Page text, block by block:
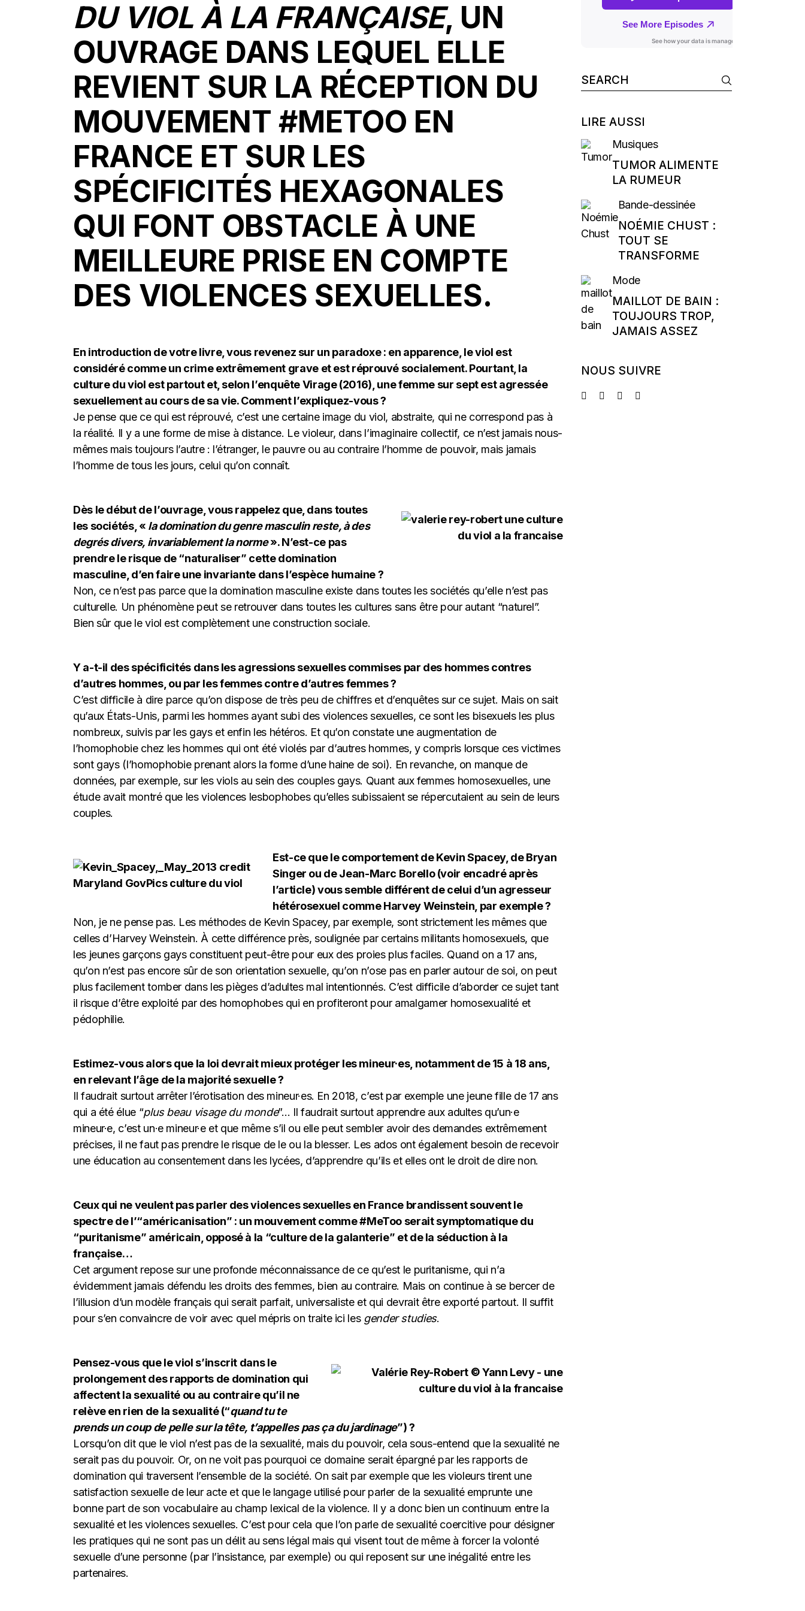
DU VIOL À LA FRANÇAISE, UN
OUVRAGE DANS LEQUEL ELLE
REVIENT SUR LA RÉCEPTION DU
MOUVEMENT #METOO EN
FRANCE ET SUR LES
SPÉCIFICITÉS HEXAGONALES
QUI FONT OBSTACLE À UNE
MEILLEURE PRISE EN COMPTE
DES VIOLENCES SEXUELLES.
En introduction de votre livre, vous revenez sur un paradoxe : en apparence, le viol est
considéré comme un crime extrêmement grave et est réprouvé socialement. Pourtant, la
culture du viol est partout et, selon l’enquête Virage (2016), une femme sur sept est agressée
sexuellement au cours de sa vie. Comment l’expliquez-vous ?
Je pense que ce qui est réprouvé, c’est une certaine image du viol, abstraite, qui ne correspond pas à
la réalité. Il y a une forme de mise à distance. Le violeur, dans l’imaginaire collectif, ce n’est jamais nous-
mêmes mais toujours l’autre : l’étranger, le pauvre ou au contraire l’homme de pouvoir, mais jamais
l’homme de tous les jours, celui qu’on connaît.
Dès le début de l’ouvrage, vous rappelez que, dans toutes
les sociétés, « la domination du genre masculin reste, à des
degrés divers, invariablement la norme». N’est-ce pas
prendre le risque de “naturaliser” cette domination
masculine, d’en faire une invariante dans l’espèce humaine ?
Non, ce n’est pas parce que la domination masculine existe dans toutes les sociétés qu’elle n’est pas
culturelle. Un phénomène peut se retrouver dans toutes les cultures sans être pour autant “naturel”.
Bien sûr que le viol est complètement une construction sociale.
Y a-t-il des spécificités dans les agressions sexuelles commises par des hommes contres
d’autres hommes, ou par les femmes contre d’autres femmes ?
C’est difficile à dire parce qu’on dispose de très peu de chiffres et d’enquêtes sur ce sujet. Mais on sait
qu’aux États-Unis, parmi les hommes ayant subi des violences sexuelles, ce sont les bisexuels les plus
nombreux, suivis par les gays et enfin les hétéros. Et qu’on constate une augmentation de
l’homophobie chez les hommes qui ont été violés par d’autres hommes, y compris lorsque ces victimes
sont gays (l’homophobie prenant alors la forme d’une haine de soi). En revanche, on manque de
données, par exemple, sur les viols au sein des couples gays. Quant aux femmes homosexuelles, une
étude avait montré que les violences lesbophobes qu’elles subissaient se répercutaient au sein de leurs
couples.
Est-ce que le comportement de Kevin Spacey, de Bryan
Singer ou de Jean-Marc Borello (voir encadré après
l’article) vous semble différent de celui d’un agresseur
hétérosexuel comme Harvey Weinstein , par exemple ?
Non, je ne pense pas. Les méthodes de Kevin Spacey, par exemple, sont strictement les mêmes que
celles d’Harvey Weinstein. À cette différence près, soulignée par certains militants homosexuels, que
les jeunes garçons gays constituent peut-être pour eux des proies plus faciles. Quand on a 17 ans,
qu’on n’est pas encore sûr de son orientation sexuelle, qu’on n’ose pas en parler autour de soi, on peut
plus facilement tomber dans les pièges d’adultes mal intentionnés. C’est difficile d’aborder ce sujet tant
il risque d’être exploité par des homophobes qui en profiteront pour amalgamer homosexualité et
pédophilie.
Estimez-vous alors que la loi devrait mieux protéger les mineur·es, notamment de 15 à 18 ans,
en relevant l’âge de la majorité sexuelle ?
Il faudrait surtout arrêter l’érotisation des mineur·es. En 2018, c’est par exemple une jeune fille de 17 ans
qui a été élue “plus beau visage du monde”… Il faudrait surtout apprendre aux adultes qu’un·e
mineur·e, c’est un·e mineur·e et que même s’il ou elle peut sembler avoir des demandes extrêmement
précises, il ne faut pas prendre le risque de le ou la blesser. Les ados ont également besoin de recevoir
une éducation au consentement dans les lycées, d’apprendre qu’ils et elles ont le droit de dire non.
Ceux qui ne veulent pas parler des violences sexuelles en France brandissent souvent le
spectre de l’“américanisation” : un mouvement comme #MeToo serait symptomatique du
“puritanisme” américain, opposé à la “culture de la galanterie” et de la séduction à la
française…
Cet argument repose sur une profonde méconnaissance de ce qu’est le puritanisme, qui n’a
évidemment jamais défendu les droits des femmes, bien au contraire. Mais on continue à se bercer de
l’illusion d’un modèle français qui serait parfait, universaliste et qui devrait être exporté partout. Il suffit
pour s’en convaincre de voir avec quel mépris on traite ici les gender studies.
Pensez-vous que le viol s’inscrit dans le
prolongement des rapports de domination qui
affectent la sexualité ou au contraire qu’il ne
relève en rien de la sexualité (“quand tu te
prends un coup de pelle sur la tête, t’appelles pas ça du jardinage”) ?
Lorsqu’on dit que le viol n’est pas de la sexualité, mais du pouvoir, cela sous-entend que la sexualité ne
serait pas du pouvoir. Or, on ne voit pas pourquoi ce domaine serait épargné par les rapports de
domination qui traversent l’ensemble de la société. On sait par exemple que les violeurs tirent une
satisfaction sexuelle de leur acte et que le langage utilisé pour parler de la sexualité emprunte une
bonne part de son vocabulaire au champ lexical de la violence. Il y a donc bien un continuum entre la
sexualité et les violences sexuelles. C’est pour cela que l’on parle de sexualité coercitive pour désigner
les pratiques qui ne sont pas un délit au sens légal mais qui visent tout de même à forcer la volonté
sexuelle d’une personne (par l’insistance, par exemple) ou qui reposent sur une inégalité entre les
partenaires.
Search
for:
LIRE AUSSI
Musiques
TUMOR ALIMENTE
LA RUMEUR
Bande-dessinée
NOÉMIE CHUST :
TOUT SE
TRANSFORME
Mode
MAILLOT DE BAIN :
TOUJOURS TROP,
JAMAIS ASSEZ
NOUS SUIVRE